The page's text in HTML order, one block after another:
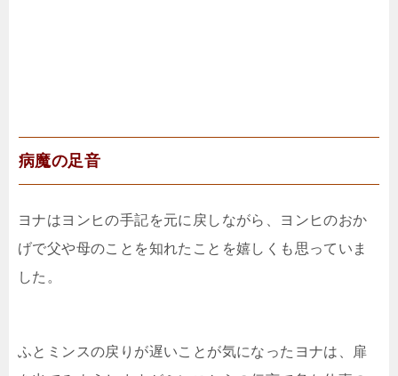
病魔の足音
ヨナはヨンヒの手記を元に戻しながら、ヨンヒのおか
げで父や母のことを知れたことを嬉しくも思っていま
した。
ふとミンスの戻りが遅いことが気になったヨナは、扉